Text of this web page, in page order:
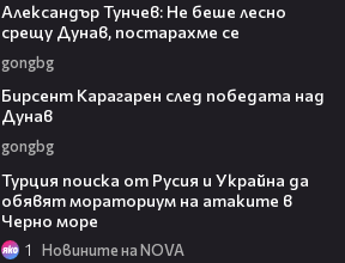
Александър Тунчев: Не беше лесно
срещу Дунав, постарахме се
gongbg
Бирсент Карагарен след победата над
Дунав
gongbg
Турция поиска от Русия и Украйна да
обявят мораториум на атаките в
Черно море
1 Новините на NOVA